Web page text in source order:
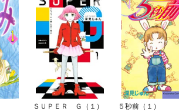
ＳＵＰＥＲ Ｇ（１） ５秒前（１）